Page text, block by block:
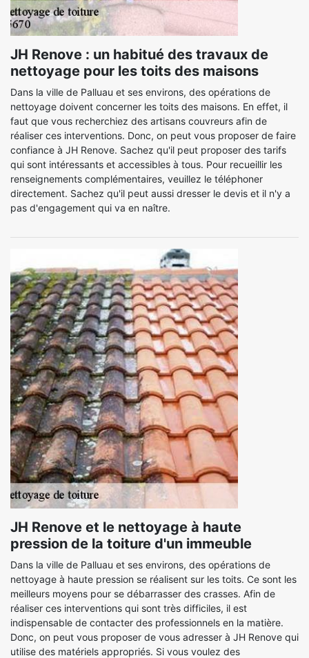
JH Renove : un habitué des travaux de
nettoyage pour les toits des maisons
Dans la ville de Palluau et ses environs, des opérations de
nettoyage doivent concerner les toits des maisons. En effet, il
faut que vous recherchiez des artisans couvreurs afin de
réaliser ces interventions. Donc, on peut vous proposer de faire
confiance à JH Renove. Sachez qu'il peut proposer des tarifs
qui sont intéressants et accessibles à tous. Pour recueillir les
renseignements complémentaires, veuillez le téléphoner
directement. Sachez qu'il peut aussi dresser le devis et il n'y a
pas d'engagement qui va en naître.
JH Renove et le nettoyage à haute
pression de la toiture d'un immeuble
Dans la ville de Palluau et ses environs, des opérations de
nettoyage à haute pression se réalisent sur les toits. Ce sont les
meilleurs moyens pour se débarrasser des crasses. Afin de
réaliser ces interventions qui sont très difficiles, il est
indispensable de contacter des professionnels en la matière.
Donc, on peut vous proposer de vous adresser à JH Renove qui
utilise des matériels appropriés. Si vous voulez des